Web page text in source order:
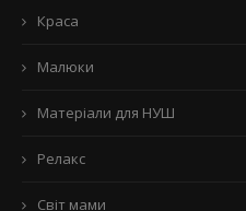
Краса
Малюки
Матеріали для НУШ
Релакс
Світ мами